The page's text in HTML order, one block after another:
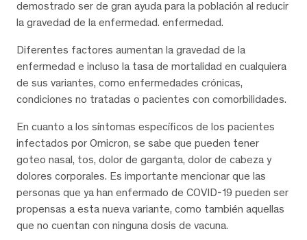
demostrado ser de gran ayuda para la población al reducir
la gravedad de la enfermedad. enfermedad.
Diferentes factores aumentan la gravedad de la
enfermedad e incluso la tasa de mortalidad en cualquiera
de sus variantes, como enfermedades crónicas,
condiciones no tratadas o pacientes con comorbilidades.
En cuanto a los síntomas específicos de los pacientes
infectados por Omicron, se sabe que pueden tener
goteo nasal, tos, dolor de garganta, dolor de cabeza y
dolores corporales. Es importante mencionar que las
personas que ya han enfermado de COVID-19 pueden ser
propensas a esta nueva variante, como también aquellas
que no cuentan con ninguna dosis de vacuna.